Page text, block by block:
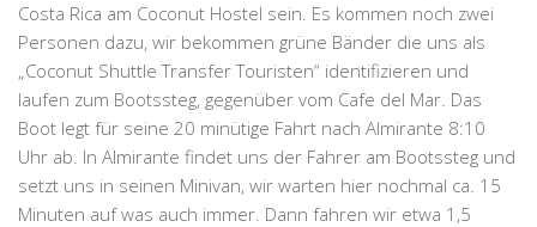
Costa Rica am Coconut Hostel sein. Es kommen noch zwei
Personen dazu, wir bekommen grüne Bänder die uns als
„Coconut Shuttle Transfer Touristen“ identifizieren und
laufen zum Bootssteg, gegenüber vom Cafe del Mar. Das
Boot legt für seine 20 minütige Fahrt nach Almirante 8:10
Uhr ab. In Almirante findet uns der Fahrer am Bootssteg und
setzt uns in seinen Minivan, wir warten hier nochmal ca. 15
Minuten auf was auch immer. Dann fahren wir etwa 1,5